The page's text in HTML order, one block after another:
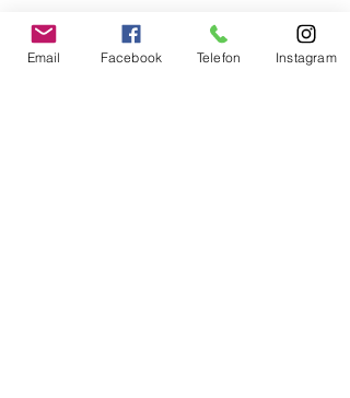
Weiter zum nächsten
Email Facebook Telefon Instagram